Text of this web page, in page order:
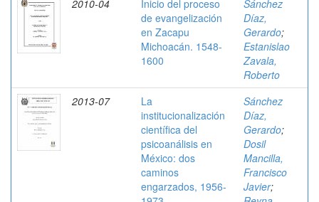
2010-04
Inicio del proceso
de evangelización
en Zacapu
Michoacán. 1548-
1600
Sánchez
Díaz,
Gerardo;
Estanislao
Zavala,
Roberto
2013-07
La
institucionalización
científica del
psicoanálisis en
México: dos
caminos
engarzados, 1956-
Sánchez
Díaz,
Gerardo;
Dosil
Mancilla,
Francisco
Javier;